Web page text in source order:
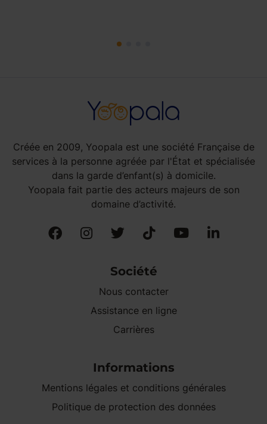
Créée en 2009, Yoopala est une société Française de
services à la personne agréée par l'État et spécialisée
dans la garde d’enfant(s) à domicile.
Yoopala fait partie des acteurs majeurs de son
domaine d’activité.
Société
Nous contacter
Assistance en ligne
Carrières
Informations
Mentions légales et conditions générales
Politique de protection des données